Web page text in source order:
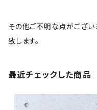
その他ご不明な点がござい
致します。
最近チェックした商品